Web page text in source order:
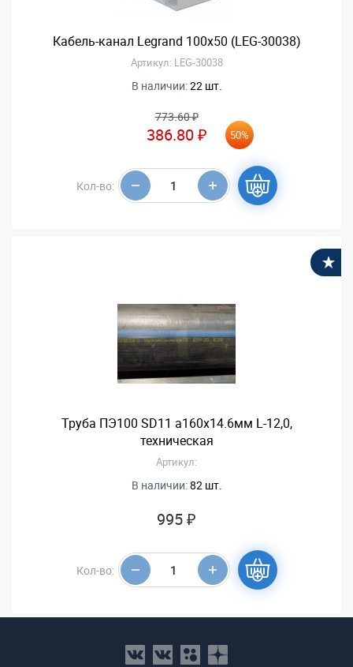
Кабель-канал Legrand 100х50 (LEG-30038)
Артикул: LEG-30038
В наличии:22 шт.
773.60 ₽
386.80 ₽ 50%
Кол-во:
Труба ПЭ100 SD11 a160x14.6мм L-12,0,
техническая
Артикул:
В наличии:82 шт.
995 ₽
Кол-во: